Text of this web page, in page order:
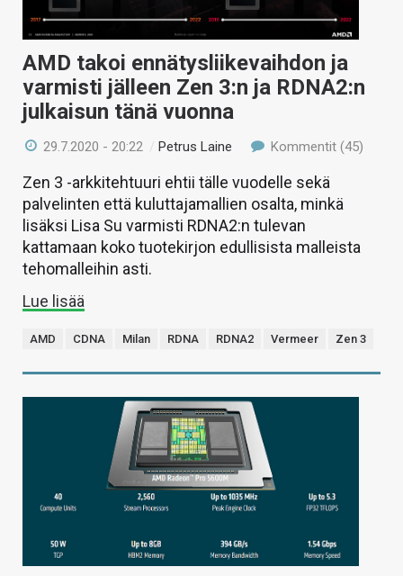
AMD takoi ennätysliikevaihdon ja
varmisti jälleen Zen 3:n ja RDNA2:n
julkaisun tänä vuonna
29.7.2020 - 20:22 /Petrus Laine Kommentit (45)
Zen 3 -arkkitehtuuri ehtii tälle vuodelle sekä
palvelinten että kuluttajamallien osalta, minkä
lisäksi Lisa Su varmisti RDNA2:n tulevan
kattamaan koko tuotekirjon edullisista malleista
tehomalleihin asti.
Lue lisää
AMD CDNA Milan RDNA RDNA2 Vermeer Zen 3